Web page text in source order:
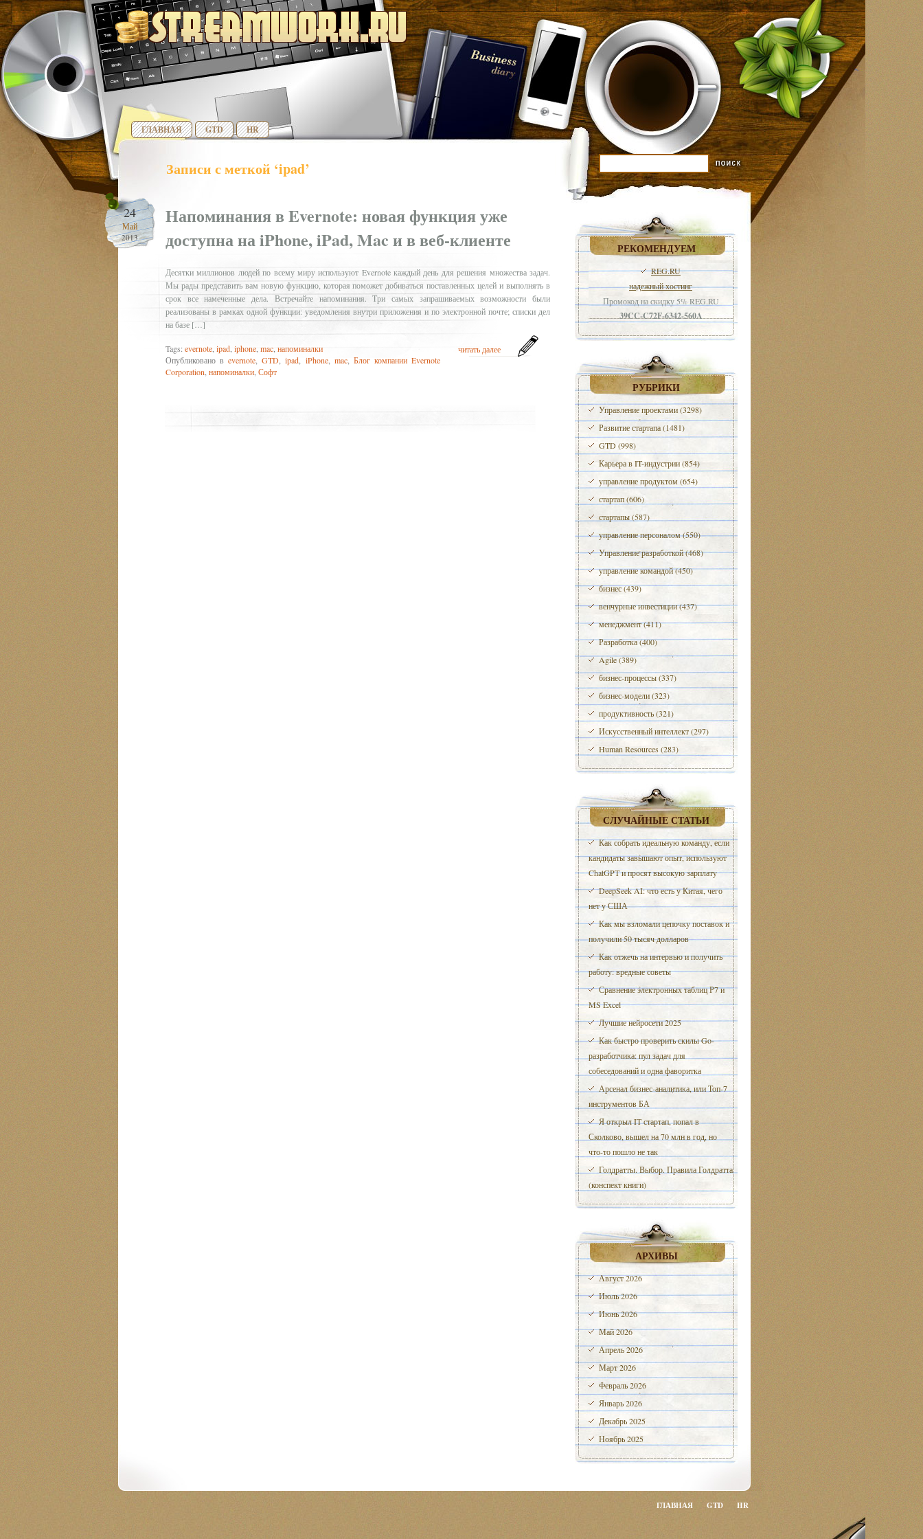
ГЛАВНАЯ GTD HR
Записи с меткой ‘ipad’
24
Май
2013
Напоминания в Evernote: новая функция уже
доступна на iPhone, iPad, Mac и в веб-клиенте
Десятки миллионов людей по всему миру используют Evernote каждый день для решения множества задач.
Мы рады представить вам новую функцию, которая поможет добиваться поставленных целей и выполнять в
срок все намеченные дела. Встречайте напоминания. Три самых запрашиваемых возможности были
реализованы в рамках одной функции: уведомления внутри приложения и по электронной почте; списки дел
на базе […]
Tags:evernote ipad iphone mac напоминалки
Опубликовано вevernote ,GTD ,ipad iPhone, mac, Блог компании Evernote
Corporation напоминалки Софт
читать далее
РЕКОМЕНДУЕМ
REG.RU
надежный хостинг
Промокод на скидку 5% REG.RU
39CC-C72F-6342-560A
РУБРИКИ
Управление проектами (3298)
Развитие стартапа (1481)
GTD (998)
Карьера в IT-индустрии (854)
управление продуктом (654)
стартап (606)
стартапы (587)
управление персоналом (550)
Управление разработкой (468)
управление командой (450)
бизнес (439)
венчурные инвестиции (437)
менеджмент (411)
Разработка (400)
Agile (389)
бизнес-процессы (337)
бизнес-модели (323)
продуктивность (321)
Искусственный интеллект (297)
Human Resources (283)
СЛУЧАЙНЫЕ СТАТЬИ
Как собрать идеальную команду, если
кандидаты завышают опыт, используют
ChatGPT и просят высокую зарплату
DeepSeek AI: что есть у Китая, чего
нет у США
Как мы взломали цепочку поставок и
получили 50 тысяч долларов
Как отжечь на интервью и получить
работу: вредные советы
Сравнение электронных таблиц Р7 и
MS Excel
Лучшие нейросети 2025
Как быстро проверить скилы Go-
разработчика: пул задач для
собеседований и одна фаворитка
Арсенал бизнес-аналитика, или Топ-7
инструментов БА
Я открыл IT стартап, попал в
Сколково, вышел на 70 млн в год, но
что-то пошло не так
Голдратты. Выбор. Правила Голдратта
(конспект книги)
АРХИВЫ
Август 2026
Июль 2026
Июнь 2026
Май 2026
Апрель 2026
Март 2026
Февраль 2026
Январь 2026
Декабрь 2025
Ноябрь 2025
ГЛАВНАЯ GTD HR